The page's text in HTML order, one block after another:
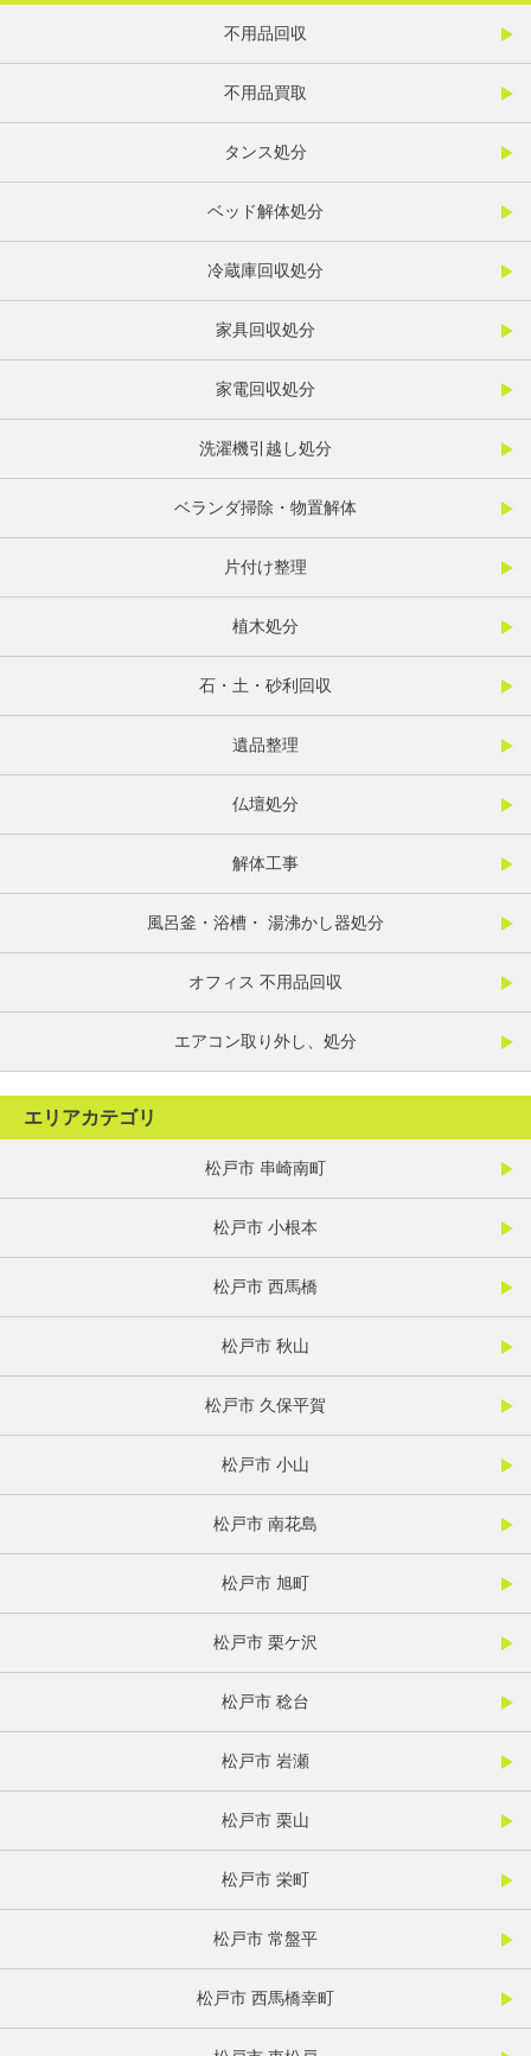
不用品回収
不用品買取
タンス処分
ベッド解体処分
冷蔵庫回収処分
家具回収処分
家電回収処分
洗濯機引越し処分
ベランダ掃除・物置解体
片付け整理
植木処分
石・土・砂利回収
遺品整理
仏壇処分
解体工事
風呂釜・浴槽・ 湯沸かし器処分
オフィス 不用品回収
エアコン取り外し、処分
エリアカテゴリ
松戸市 串崎南町
松戸市 小根本
松戸市 西馬橋
松戸市 秋山
松戸市 久保平賀
松戸市 小山
松戸市 南花島
松戸市 旭町
松戸市 栗ケ沢
松戸市 稔台
松戸市 岩瀬
松戸市 栗山
松戸市 栄町
松戸市 常盤平
松戸市 西馬橋幸町